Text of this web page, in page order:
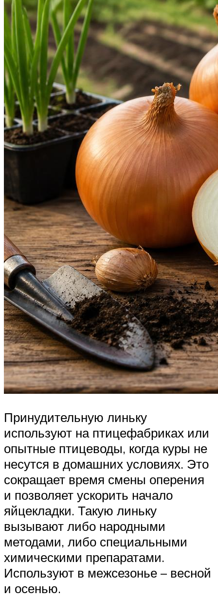
Принудительную линьку
используют на птицефабриках или
опытные птицеводы, когда куры не
несутся в домашних условиях. Это
сокращает время смены оперения
и позволяет ускорить начало
яйцекладки. Такую линьку
вызывают либо народными
методами, либо специальными
химическими препаратами.
Используют в межсезонье – весной
и осенью.